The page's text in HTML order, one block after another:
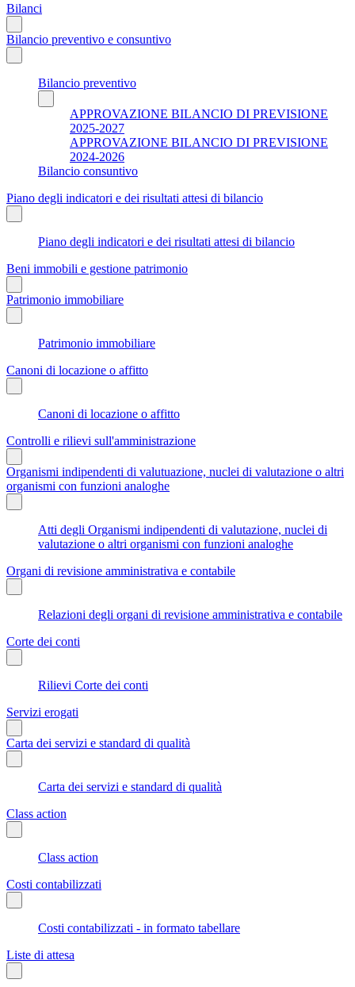
Bilanci
Bilancio preventivo e consuntivo
Bilancio preventivo
APPROVAZIONE BILANCIO DI PREVISIONE
2025-2027
APPROVAZIONE BILANCIO DI PREVISIONE
2024-2026
Bilancio consuntivo
Piano degli indicatori e dei risultati attesi di bilancio
Piano degli indicatori e dei risultati attesi di bilancio
Beni immobili e gestione patrimonio
Patrimonio immobiliare
Patrimonio immobiliare
Canoni di locazione o affitto
Canoni di locazione o affitto
Controlli e rilievi sull'amministrazione
Organismi indipendenti di valutuazione, nuclei di valutazione o altri
organismi con funzioni analoghe
Atti degli Organismi indipendenti di valutazione, nuclei di
valutazione o altri organismi con funzioni analoghe
Organi di revisione amministrativa e contabile
Relazioni degli organi di revisione amministrativa e contabile
Corte dei conti
Rilievi Corte dei conti
Servizi erogati
Carta dei servizi e standard di qualità
Carta dei servizi e standard di qualità
Class action
Class action
Costi contabilizzati
Costi contabilizzati - in formato tabellare
Liste di attesa